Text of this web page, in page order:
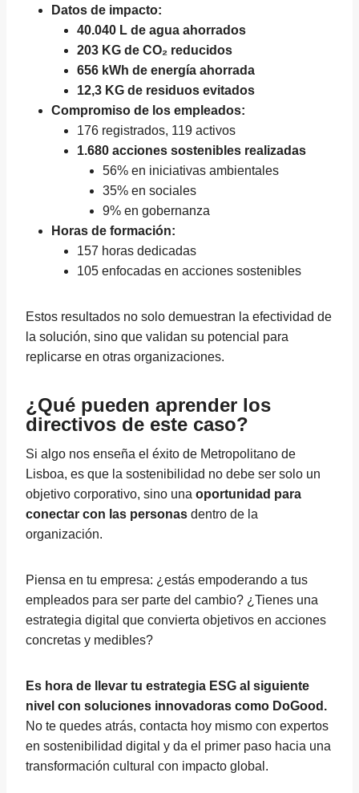
Datos de impacto:
40.040 L de agua ahorrados
203 KG de CO₂ reducidos
656 kWh de energía ahorrada
12,3 KG de residuos evitados
Compromiso de los empleados:
176 registrados, 119 activos
1.680 acciones sostenibles realizadas
56% en iniciativas ambientales
35% en sociales
9% en gobernanza
Horas de formación:
157 horas dedicadas
105 enfocadas en acciones sostenibles
Estos resultados no solo demuestran la efectividad de
la solución, sino que validan su potencial para
replicarse en otras organizaciones.
¿Qué pueden aprender los
directivos de este caso?
Si algo nos enseña el éxito de Metropolitano de
Lisboa, es que la sostenibilidad no debe ser solo un
objetivo corporativo, sino una oportunidad para
conectar con las personas dentro de la
organización.
Piensa en tu empresa: ¿estás empoderando a tus
empleados para ser parte del cambio? ¿Tienes una
estrategia digital que convierta objetivos en acciones
concretas y medibles?
Es hora de llevar tu estrategia ESG al siguiente
nivel con soluciones innovadoras como DoGood.
No te quedes atrás, contacta hoy mismo con expertos
en sostenibilidad digital y da el primer paso hacia una
transformación cultural con impacto global.